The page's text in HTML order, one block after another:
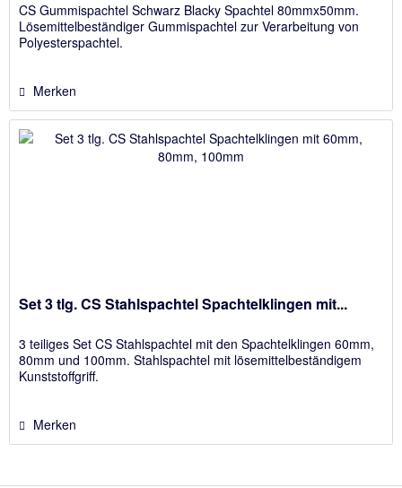
CS Gummispachtel Schwarz Blacky Spachtel 80mmx50mm.
Lösemittelbeständiger Gummispachtel zur Verarbeitung von
Polyesterspachtel.
Merken
Set 3 tlg. CS Stahlspachtel Spachtelklingen mit...
3 teiliges Set CS Stahlspachtel mit den Spachtelklingen 60mm,
80mm und 100mm. Stahlspachtel mit lösemittelbeständigem
Kunststoffgriff.
Merken